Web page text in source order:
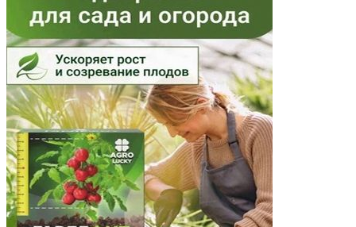
Новосибирская область
Омская область
Оренбургская область
Орловская область
Пензенская область
Пермский край
Приморский край